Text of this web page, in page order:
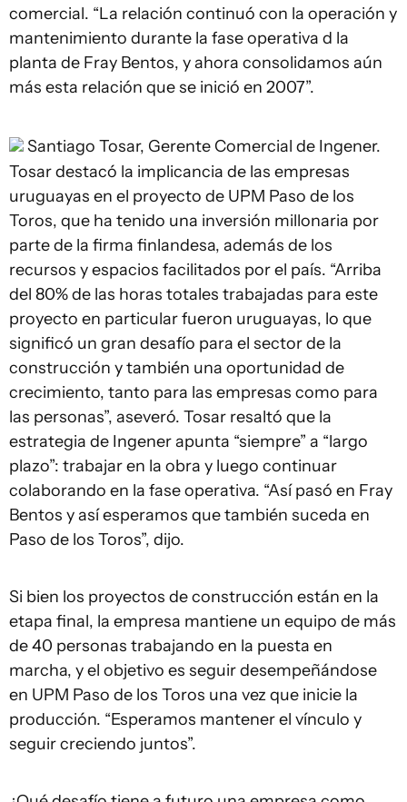
comercial. “La relación continuó con la operación y
mantenimiento durante la fase operativa d la
planta de Fray Bentos, y ahora consolidamos aún
más esta relación que se inició en 2007”.
Santiago Tosar, Gerente Comercial de Ingener.
Tosar destacó la implicancia de las empresas
uruguayas en el proyecto de UPM Paso de los
Toros, que ha tenido una inversión millonaria por
parte de la firma finlandesa, además de los
recursos y espacios facilitados por el país. “Arriba
del 80% de las horas totales trabajadas para este
proyecto en particular fueron uruguayas, lo que
significó un gran desafío para el sector de la
construcción y también una oportunidad de
crecimiento, tanto para las empresas como para
las personas”, aseveró. Tosar resaltó que la
estrategia de Ingener apunta “siempre” a “largo
plazo”: trabajar en la obra y luego continuar
colaborando en la fase operativa. “Así pasó en Fray
Bentos y así esperamos que también suceda en
Paso de los Toros”, dijo.
Si bien los proyectos de construcción están en la
etapa final, la empresa mantiene un equipo de más
de 40 personas trabajando en la puesta en
marcha, y el objetivo es seguir desempeñándose
en UPM Paso de los Toros una vez que inicie la
producción. “Esperamos mantener el vínculo y
seguir creciendo juntos”.